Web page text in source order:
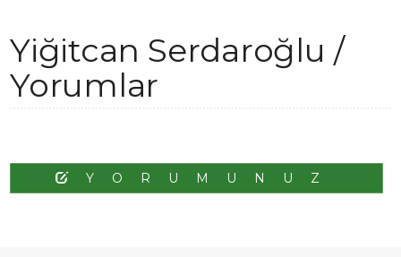
Yiğitcan Serdaroğlu /
Yorumlar
YORUMUNUZ